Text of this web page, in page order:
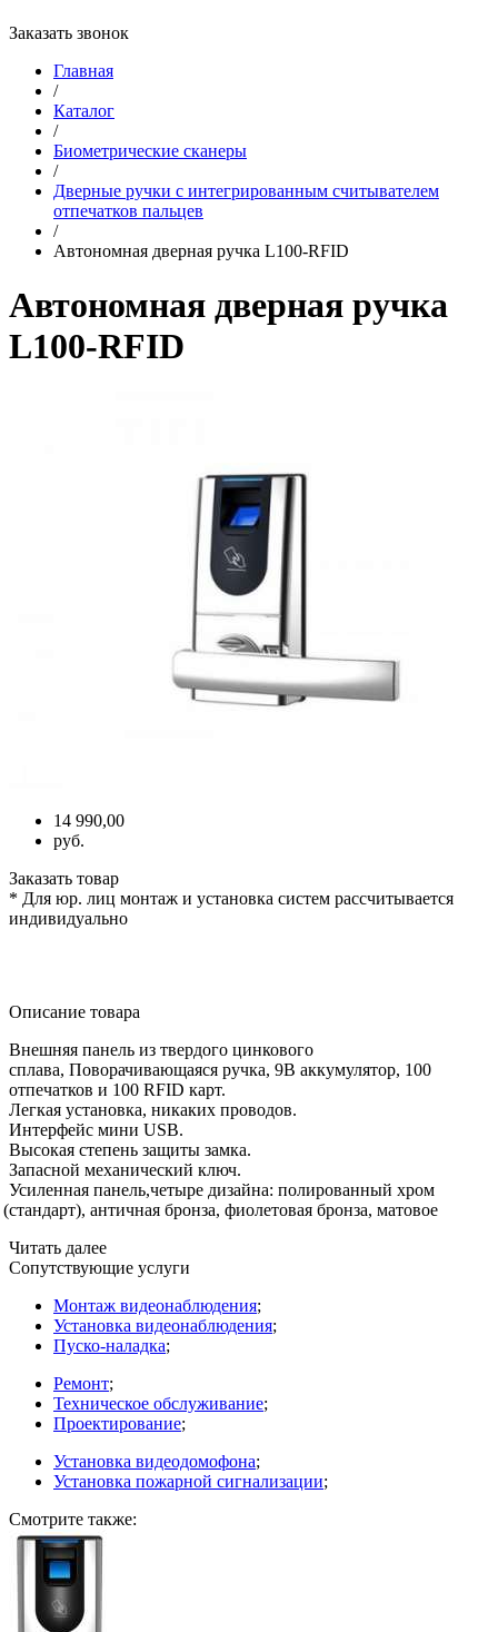
Заказать звонок
Главная
/
Каталог
/
Биометрические сканеры
/
Дверные ручки с интегрированным считывателем
отпечатков пальцев
/
Автономная дверная ручка L100-RFID
Автономная дверная ручка
L100-RFID
14 990,00
руб.
Заказать товар
* Для юр. лиц монтаж и установка систем рассчитывается
индивидуально
Описание товара
Внешняя панель из твердого цинкового
сплава, Поворачивающаяся ручка, 9В аккумулятор, 100
отпечатков и 100 RFID карт.
Легкая установка, никаких проводов.
Интерфейс мини USB.
Высокая степень защиты замка.
Запасной механический ключ.
Усиленная панель,четыре дизайна: полированный хром
(стандарт), античная бронза, фиолетовая бронза, матовое
Читать далее
Сопутствующие услуги
Монтаж видеонаблюдения;
Установка видеонаблюдения;
Пуско-наладка;
Ремонт;
Техническое обслуживание;
Проектирование;
Установка видеодомофона;
Установка пожарной сигнализации;
Смотрите также: